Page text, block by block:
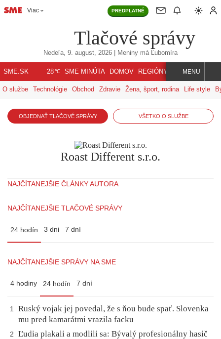
Viac PREDPLATNÉ
Tlačové správy
Nedeľa, 9. august, 2026 | Meniny má Ľubomíra
SME.SK 28℃ SME MINÚTA DOMOV REGIÓNY INDEX SVET
MENU
O službe Technológie Obchod Zdravie Žena, šport, rodina Life style
OBJEDNAŤ TLAČOVÉ SPRÁVY VŠETKO O SLUŽBE
Roast Different s.r.o.
NAJČÍTANEJŠIE ČLÁNKY AUTORA
NAJČÍTANEJŠIE TLAČOVÉ SPRÁVY
24 hodín 3 dni 7 dní
NAJČÍTANEJŠIE SPRÁVY NA SME
4 hodiny 24 hodín 7 dní
1
Ruský vojak jej povedal, že s ňou bude spať. Slovenka
mu pred kamarátmi vrazila facku
2
Ľudia plakali a modlili sa: Bývalý profesionálny hasič